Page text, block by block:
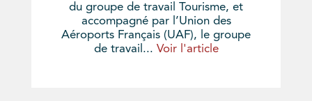
du groupe de travail Tourisme, et
accompagné par l’Union des
Aéroports Français (UAF), le groupe
de travail... Voir l'article